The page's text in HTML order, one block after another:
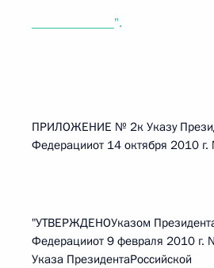
_____________".
ПРИЛОЖЕНИЕ № 2к Указу
Федерацииот 14 октября 2010
"УТВЕРЖДЕНОУказом
Федерацииот 9 февраля 2010 г.
Указа ПрезидентаРоссийской